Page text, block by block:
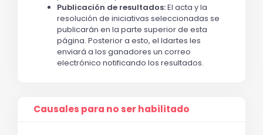
Publicación de resultados:El acta y la
resolución de iniciativas seleccionadas se
publicarán en la parte superior de esta
página. Posterior a esto, el Idartes les
enviará a los ganadores un correo
electrónico notificando los resultados.
Causales para no ser habilitado